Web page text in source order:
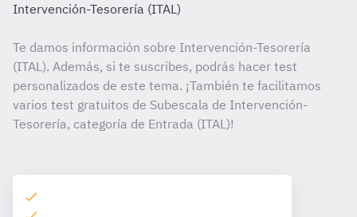
Intervención-Tesorería (ITAL)
Te damos información sobre Intervención-Tesorería
(ITAL). Además, si te suscribes, podrás hacer test
personalizados de este tema. ¡También te facilitamos
varios test gratuitos de Subescala de Intervención-
Tesorería, categoría de Entrada (ITAL)!